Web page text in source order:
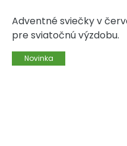
Adventné sviečky v
pre sviatočnú výzdobu.
Novinka